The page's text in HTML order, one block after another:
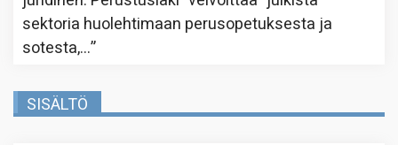
sektoria huolehtimaan perusopetuksesta ja
sotesta,…”
SISÄLTÖ